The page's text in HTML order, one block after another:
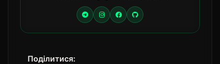
Поділитися: